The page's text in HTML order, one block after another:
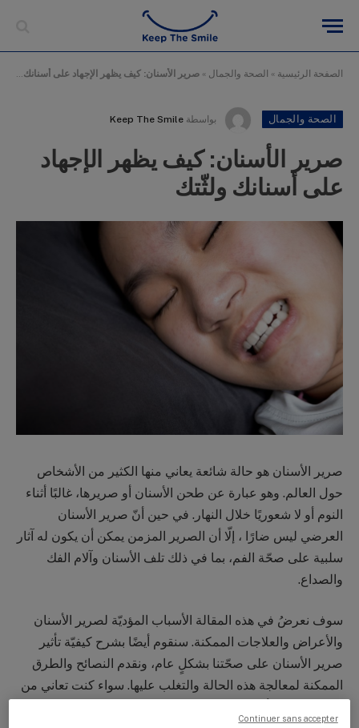
الصفحة الرئيسية » الصحة والجمال » صرير الأسنان: كيف يظهر الإجهاد على أسنانك ولثّتك
الصحة والجمال بواسطة Keep The Smile
صرير الأسنان: كيف يظهر الإجهاد
على أسنانك ولثّتك
صرير الأسنان هو حالة شائعة يعاني منها الكثير من الأشخاص
حول العالم. وهو عبارة عن طحن الأسنان أو صريرها، غالبًا أثناء
النوم أو لا شعوريًا خلال النهار. في حين أنّ صرير الأسنان
العرضي ليس ضارًا ، إلّا أن الصرير المزمن يمكن أن يكون له آثار
سلبية على صحّة الفم، بما في ذلك تلف الأسنان وآلام الفك
والصداع.
سوف نعرضُ في هذه المقالة الأسباب المؤديّة لصرير الأسنان
والأعراض والعلاجات الممكنة. سنقوم أيضًا بشرح كيفيّة تأثير
صرير الأسنان على صحّتنا بشكلٍ عام، ونقدم النصائح والطرق
الممكنة لمعالجة هذه الحالة والتغلب عليها. سواء كنت تعاني من
Continuer sans accepter